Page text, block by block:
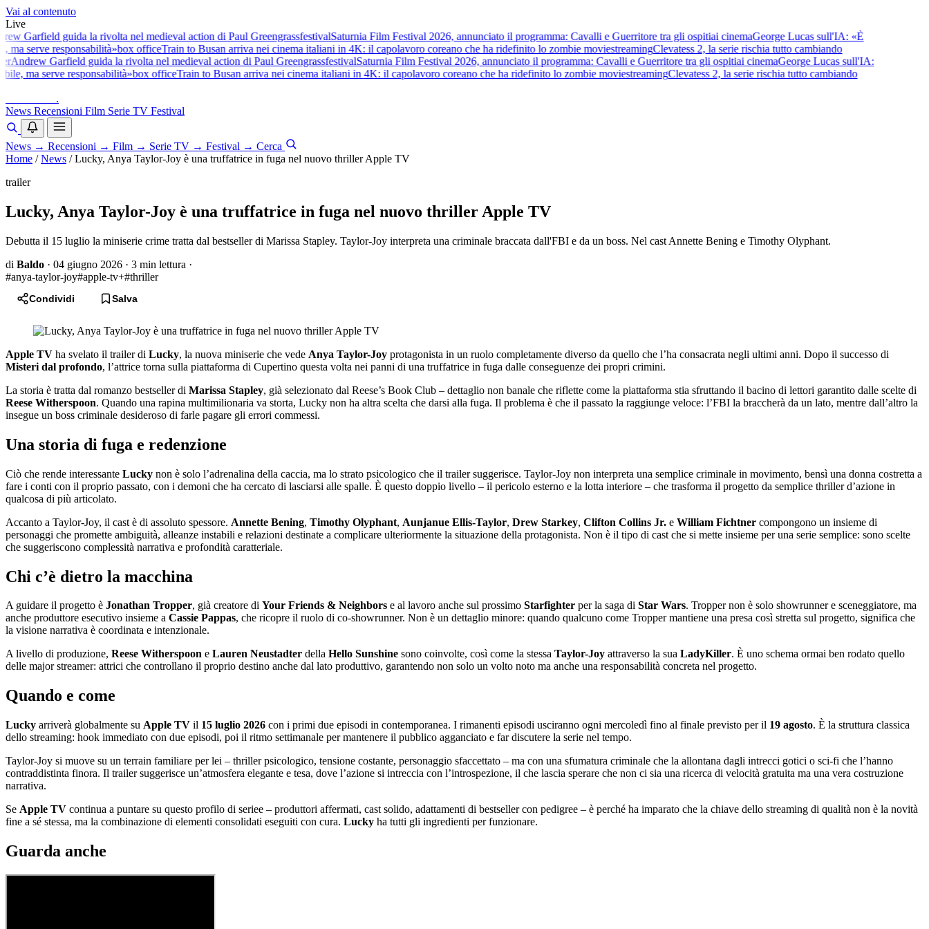
Vai al contenuto
Live
Garfield guida la rivolta nel medieval action di Paul GreengrassfestivalSaturnia Film Festival 2026, annunciato il programma: Cavalli e Guerritore tra gli ospitiai cinemaGeorge Lucas sull'IA: «È
serve responsabilità»box officeTrain to Busan arriva nei cinema italiani in 4K: il capolavoro coreano che ha ridefinito lo zombie moviestreamingClevatess 2, la serie rischia tutto cambiando
Garfield guida la rivolta nel medieval action di Paul GreengrassfestivalSaturnia Film Festival 2026, annunciato il programma: Cavalli e Guerritore tra gli ospitiai cinemaGeorge Lucas sull'IA:
ma serve responsabilità»box officeTrain to Busan arriva nei cinema italiani in 4K: il capolavoro coreano che ha ridefinito lo zombie moviestreamingClevatess 2, la serie rischia tutto cambiando
.
News Recensioni Film Serie TV Festival
News → Recensioni → Film → Serie TV → Festival → Cerca
Home / News / Lucky, Anya Taylor-Joy è una truffatrice in fuga nel nuovo thriller Apple TV
trailer
Lucky, Anya Taylor-Joy è una truffatrice in fuga nel nuovo thriller Apple TV
Debutta il 15 luglio la miniserie crime tratta dal bestseller di Marissa Stapley. Taylor-Joy interpreta una criminale braccata dall'FBI e da un boss. Nel cast Annette Bening e Timothy Olyphant.
di Baldo · 04 giugno 2026 · 3 min lettura ·
#anya-taylor-joy#apple-tv+#thriller
Condividi Salva
Apple TV ha svelato il trailer di Lucky, la nuova miniserie che vede Anya Taylor-Joy protagonista in un ruolo completamente diverso da quello che l’ha consacrata negli ultimi anni. Dopo il successo di
Misteri dal profondo, l’attrice torna sulla piattaforma di Cupertino questa volta nei panni di una truffatrice in fuga dalle conseguenze dei propri crimini.
La storia è tratta dal romanzo bestseller di Marissa Stapley, già selezionato dal Reese’s Book Club – dettaglio non banale che riflette come la piattaforma stia sfruttando il bacino di lettori garantito dalle scelte di
Reese Witherspoon. Quando una rapina multimilionaria va storta, Lucky non ha altra scelta che darsi alla fuga. Il problema è che il passato la raggiunge veloce: l’FBI la braccherà da un lato, mentre dall’altro la
insegue un boss criminale desideroso di farle pagare gli errori commessi.
Una storia di fuga e redenzione
Ciò che rende interessante Lucky non è solo l’adrenalina della caccia, ma lo strato psicologico che il trailer suggerisce. Taylor-Joy non interpreta una semplice criminale in movimento, bensì una donna costretta a
fare i conti con il proprio passato, con i demoni che ha cercato di lasciarsi alle spalle. È questo doppio livello – il pericolo esterno e la lotta interiore – che trasforma il progetto da semplice thriller d’azione in
qualcosa di più articolato.
Accanto a Taylor-Joy, il cast è di assoluto spessore. Annette Bening, Timothy Olyphant, Aunjanue Ellis-Taylor, Drew Starkey, Clifton Collins Jr. e William Fichtner compongono un insieme di
personaggi che promette ambiguità, alleanze instabili e relazioni destinate a complicare ulteriormente la situazione della protagonista. Non è il tipo di cast che si mette insieme per una serie semplice: sono scelte
che suggeriscono complessità narrativa e profondità caratteriale.
Chi c’è dietro la macchina
A guidare il progetto è Jonathan Tropper, già creatore di Your Friends & Neighbors e al lavoro anche sul prossimo Starfighter per la saga di Star Wars. Tropper non è solo showrunner e sceneggiatore, ma
anche produttore esecutivo insieme a Cassie Pappas, che ricopre il ruolo di co-showrunner. Non è un dettaglio minore: quando qualcuno come Tropper mantiene una presa così stretta sul progetto, significa che
la visione narrativa è coordinata e intenzionale.
A livello di produzione, Reese Witherspoon e Lauren Neustadter della Hello Sunshine sono coinvolte, così come la stessa Taylor-Joy attraverso la sua LadyKiller. È uno schema ormai ben rodato quello
delle major streamer: attrici che controllano il proprio destino anche dal lato produttivo, garantendo non solo un volto noto ma anche una responsabilità concreta nel progetto.
Quando e come
Lucky arriverà globalmente su Apple TV il 15 luglio 2026 con i primi due episodi in contemporanea. I rimanenti episodi usciranno ogni mercoledì fino al finale previsto per il 19 agosto. È la struttura classica
dello streaming: hook immediato con due episodi, poi il ritmo settimanale per mantenere il pubblico agganciato e far discutere la serie nel tempo.
Taylor-Joy si muove su un terrain familiare per lei – thriller psicologico, tensione costante, personaggio sfaccettato – ma con una sfumatura criminale che la allontana dagli intrecci gotici o sci-fi che l’hanno
contraddistinta finora. Il trailer suggerisce un’atmosfera elegante e tesa, dove l’azione si intreccia con l’introspezione, il che lascia sperare che non ci sia una ricerca di velocità gratuita ma una vera costruzione
narrativa.
Se Apple TV continua a puntare su questo profilo di seriee – produttori affermati, cast solido, adattamenti di bestseller con pedigree – è perché ha imparato che la chiave dello streaming di qualità non è la novità
fine a sé stessa, ma la combinazione di elementi consolidati eseguiti con cura. Lucky ha tutti gli ingredienti per funzionare.
Guarda anche